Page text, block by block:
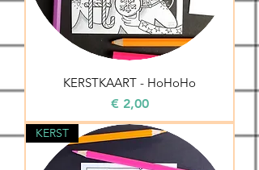
KERSTKAART - HoHoHo
Prijs
€ 2,00
KERST